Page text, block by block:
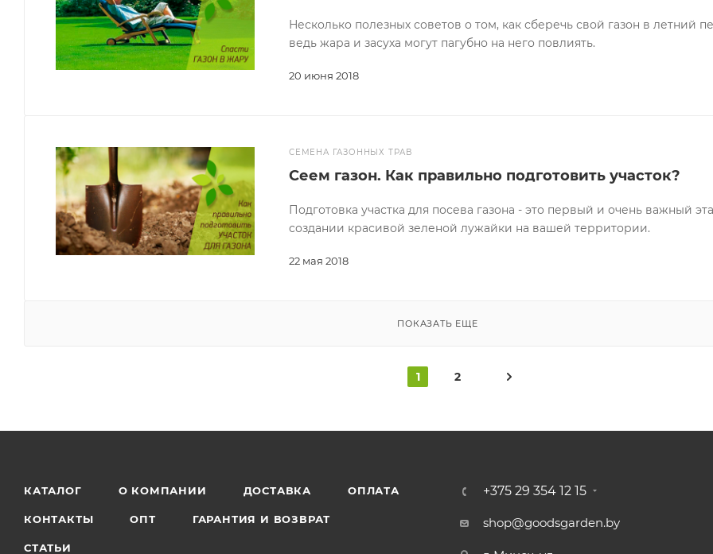
20 июня 2018
Несколько полезных советов о том, как сберечь свой газон в летний
ведь жара и засуха могут пагубно на него повлиять.
СЕМЕНА ГАЗОННЫХ ТРАВ
22 мая 2018
Сеем газон. Как правильно подготовить участок?
Подготовка участка для посева газона - это первый и очень важный
создании красивой зеленой лужайки на вашей территории.
ПОКАЗАТЬ ЕЩЕ
1 2
КАТАЛОГ О КОМПАНИИ ДОСТАВКА ОПЛАТА
КОНТАКТЫ ОПТ ГАРАНТИЯ И ВОЗВРАТ
СТАТЬИ
+375 29 354 12 15
shop@goodsgarden.by